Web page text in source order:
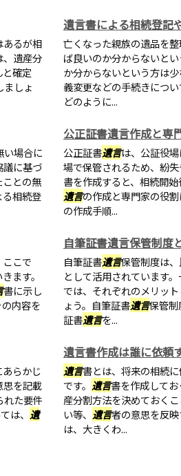
あるが相
、遺産分
確定
ましょ
遺言書による相続登記
亡くなった親族の遺品を
ば良いのか分からないと
か分からないという方は
義変更などの手続きについ
どのように...
い場合に
議に基づ
との無
相続登
公正証書遺言作成と専
公正証書遺言は、公証役
場で保管されるため、紛
書を作成すると、相続開
遺言の作成と専門家の役
の作成手順...
こで
ます。
書に示し
内容を
自筆証書遺言保管制度
自筆証書遺言保管制度は、
として活用されています
では、それぞれのメリッ
ょう。自筆証書遺言保管
証書遺言を...
らかじ
思を記載
れた要件
は、 遺
遺言書作成は誰に依頼
遺言書とは、将来の相続
です。 遺言書を作成して
産分割方法を決めておく
い等、 遺言者の意思を反映
は、大きくわ...